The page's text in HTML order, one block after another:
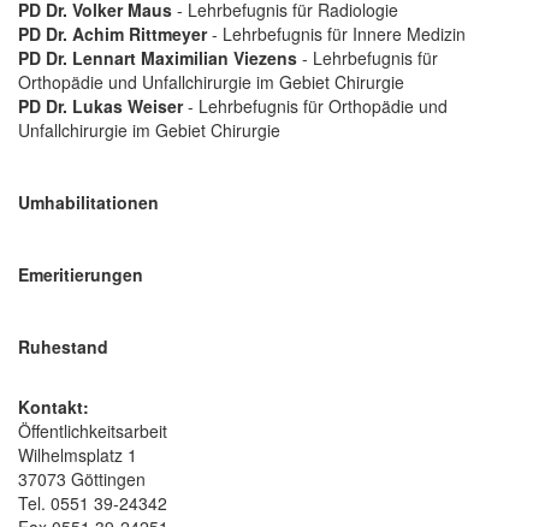
PD Dr. Volker Maus - Lehrbefugnis für Radiologie
PD Dr. Achim Rittmeyer- Lehrbefugnis für Innere Medizin
PD Dr. Lennart Maximilian Viezens - Lehrbefugnis für
Orthopädie und Unfallchirurgie im Gebiet Chirurgie
PD Dr. Lukas Weiser- Lehrbefugnis für Orthopädie und
Unfallchirurgie im Gebiet Chirurgie
Umhabilitationen
Emeritierungen
Ruhestand
Kontakt:
Öffentlichkeitsarbeit
Wilhelmsplatz 1
37073 Göttingen
Tel. 0551 39-24342